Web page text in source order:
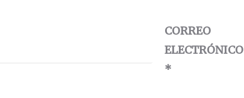
CORREO
ELECTRÓNICO
*